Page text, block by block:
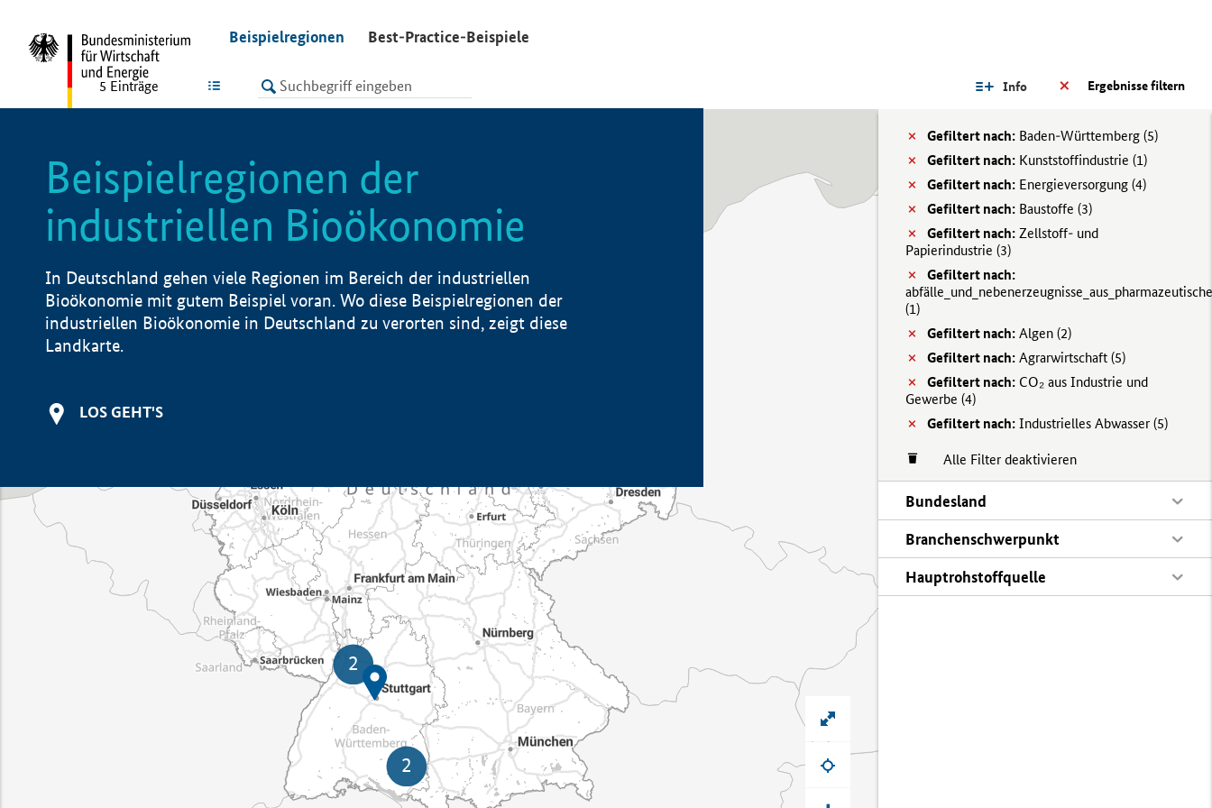
Beispielregionen Best-Practice-Beispiele
LISTE Ergebnisse filtern
Info
Gefiltert nach: Baden-Württemberg (5)
Gefiltert nach: Kunststoffindustrie (1)
Gefiltert nach: Energieversorgung (4)
Gefiltert nach: Baustoffe (3)
Gefiltert nach: Zellstoff- und
Papierindustrie (3)
Gefiltert nach:
(1)
Gefiltert nach: Algen (2)
Gefiltert nach: Agrarwirtschaft (5)
Gefiltert nach: CO₂ aus Industrie und
Gewerbe (4)
Gefiltert nach: Industrielles Abwasser (5)
Alle Filter deaktivieren
Bundesland
Branchenschwerpunkt
Hauptrohstoffquelle
5 Einträge
Beispielregionen der
industriellen Bioökonomie
In Deutschland gehen viele Regionen im Bereich der industriellen
Bioökonomie mit gutem Beispiel voran. Wo diese Beispielregionen der
industriellen Bioökonomie in Deutschland zu verorten sind, zeigt diese
Landkarte.
LOS GEHT'S